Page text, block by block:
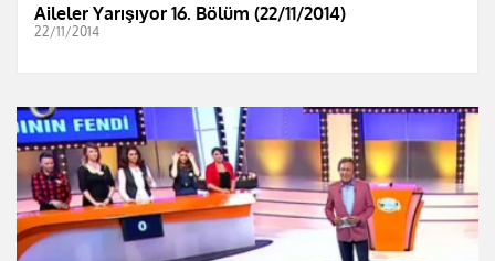
Aileler Yarışıyor 16. Bölüm (22/11/2014)
22/11/2014